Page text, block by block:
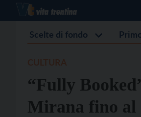
Scelte di fondo
“Fully
Mirana fino al